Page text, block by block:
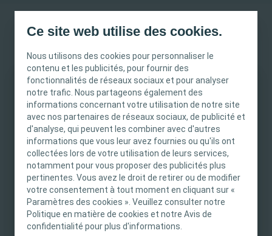
Ce site web utilise des cookies.
Nous utilisons des cookies pour personnaliser le
contenu et les publicités, pour fournir des
fonctionnalités de réseaux sociaux et pour analyser
notre trafic. Nous partageons également des
informations concernant votre utilisation de notre site
avec nos partenaires de réseaux sociaux, de publicité et
d'analyse, qui peuvent les combiner avec d'autres
informations que vous leur avez fournies ou qu'ils ont
collectées lors de votre utilisation de leurs services,
notamment pour vous proposer des publicités plus
pertinentes. Vous avez le droit de retirer ou de modifier
votre consentement à tout moment en cliquant sur «
Paramètres des cookies ». Veuillez consulter notre
Politique en matière de cookies et notre Avis de
confidentialité pour plus d'informations.
INFORMATION IMPORTANTE
Ce site est destiné uniquement aux
professionnels de santé français tels que définis
dans le Code de la santé publique français. Le
contenu du site est destiné à l’information et
l’éducation et peut ne pas être adapté à toutes
les juridictions. Coloplast ne fournit pas de
conseils médicaux. Le professionnel de santé est
seul responsable du choix du traitement pour les
Vous trouverez sur cette page le catalogue
de nos gammes soin des stomies et
continence.
PDF
catalogue gamme stomie -
mai2024.pdf
PDF 0 pages
Télécharger
Visualiser